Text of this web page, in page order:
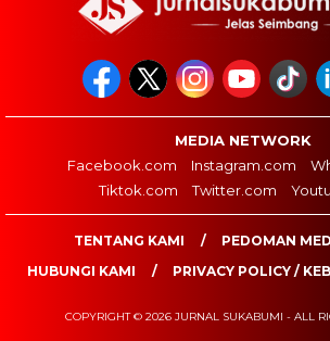
MEDIA NETWORK
Facebook.com
Instagram.com
Tiktok.com
Twitter.com
TENTANG KAMI
PEDOMAN
HUBUNGI KAMI
PRIVACY POLICY /
COPYRIGHT © 2026 JURNAL SUKABUMI - ALL